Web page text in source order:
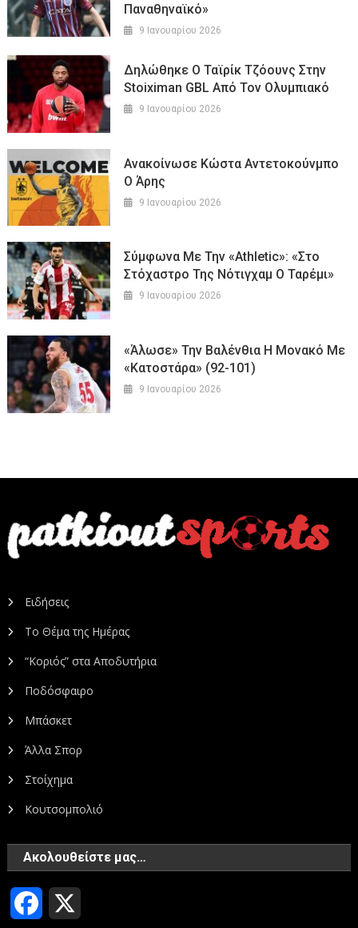
Παναθηναϊκό»
9 Ιανουαρίου 2026
Δηλώθηκε Ο Ταϊρίκ Τζόουνς Στην
Stoiximan GBL Από Τον Ολυμπιακό
9 Ιανουαρίου 2026
Ανακοίνωσε Κώστα Αντετοκούνμπο
Ο Άρης
9 Ιανουαρίου 2026
Σύμφωνα Με Την «Athletic»: «Στο
Στόχαστρο Της Νότιγχαμ Ο Ταρέμι»
9 Ιανουαρίου 2026
«Άλωσε» Την Βαλένθια Η Μονακό Με
«κατοστάρα» (92-101)
9 Ιανουαρίου 2026
Ειδήσεις
Το Θέμα της Ημέρας
“Κοριός” στα Αποδυτήρια
Ποδόσφαιρο
Μπάσκετ
Άλλα Σπορ
Στοίχημα
Κουτσομπολιό
Ακολουθείστε μας…
Facebook